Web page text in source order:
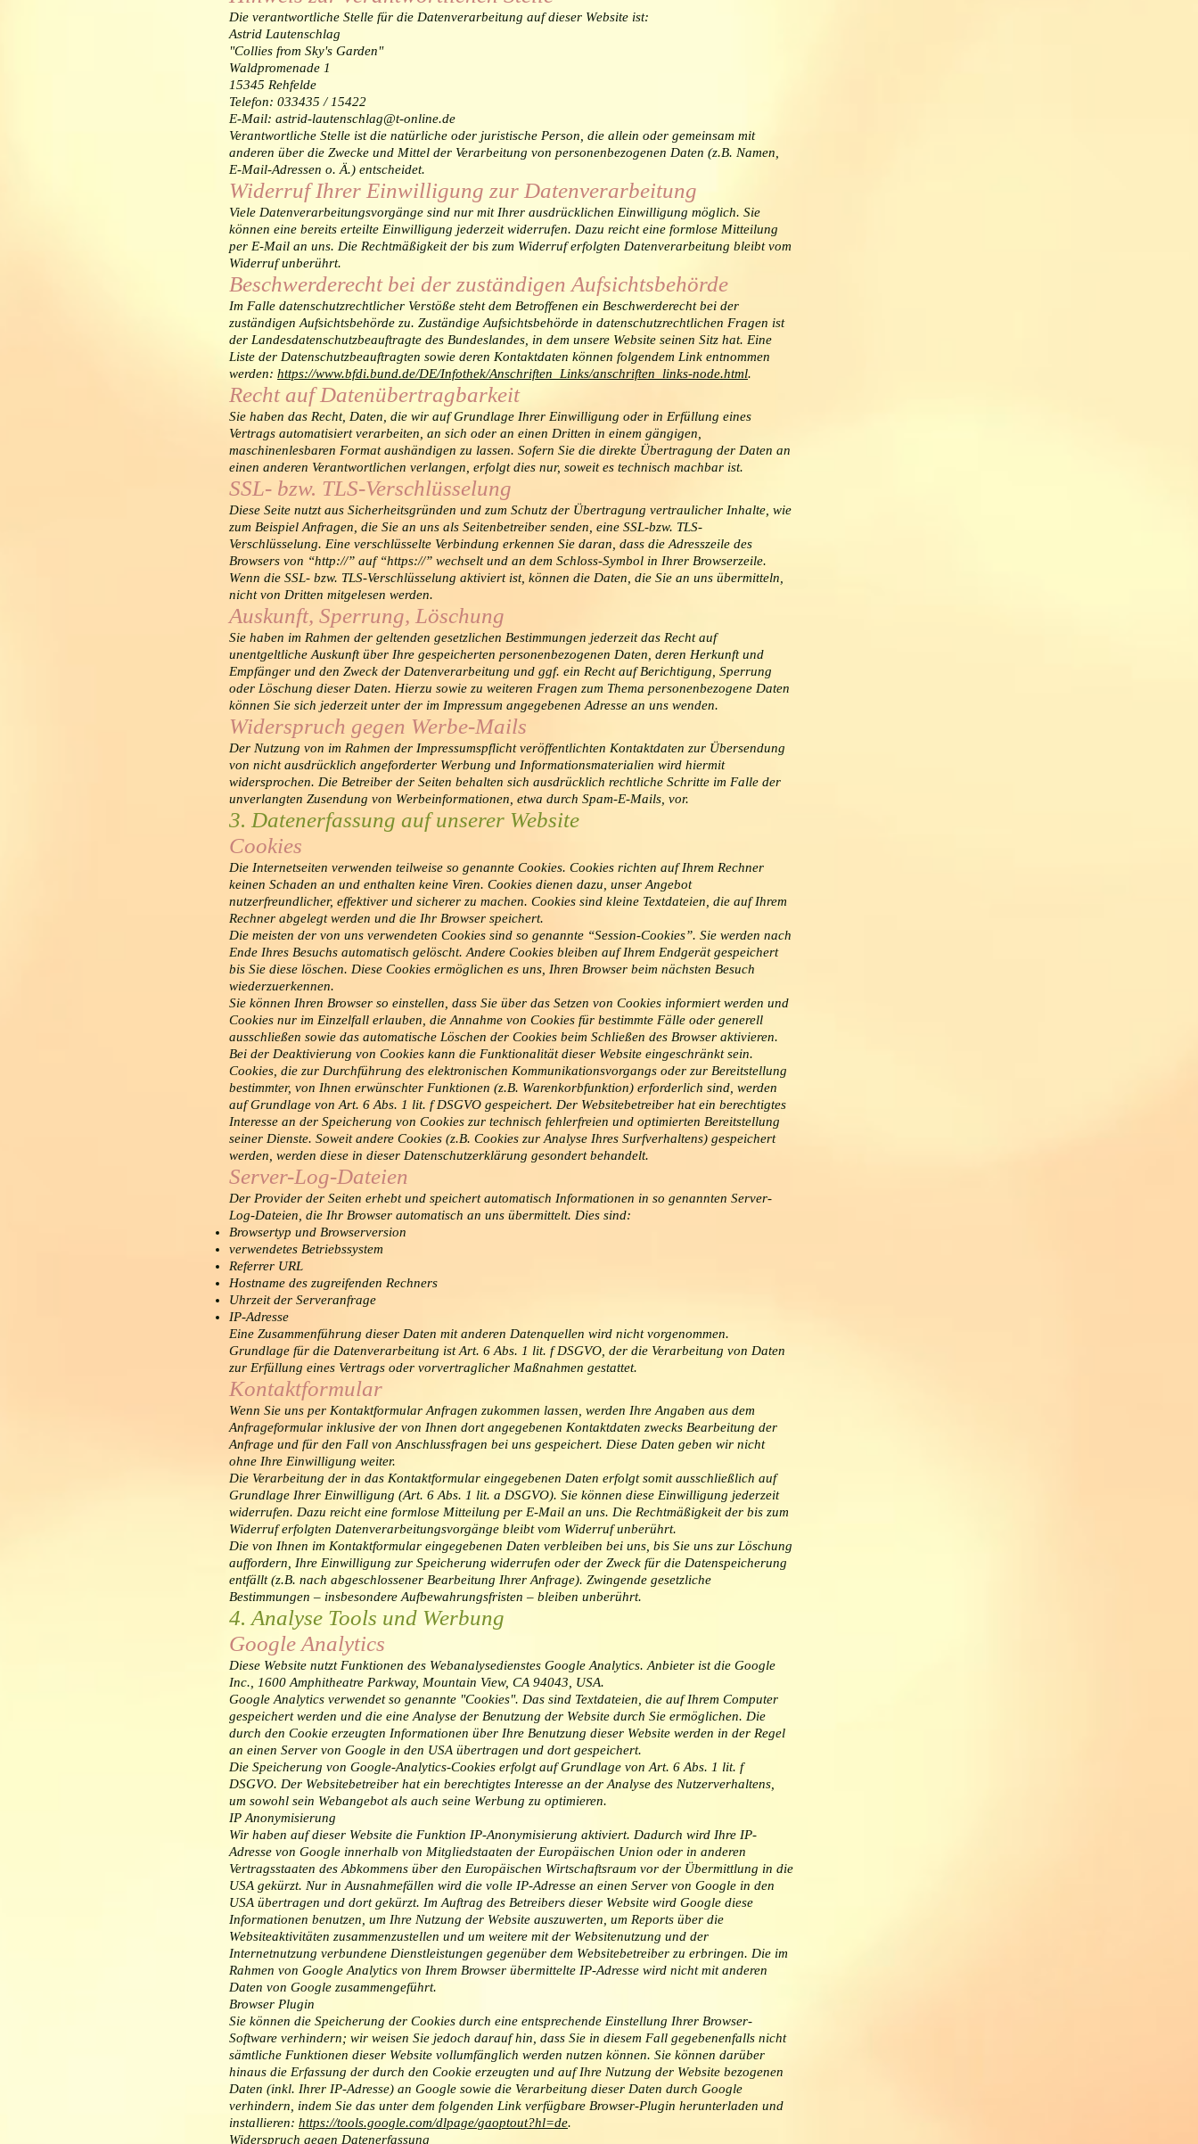
Die verantwortliche Stelle für die Datenverarbeitung auf dieser Website ist:
Astrid Lautenschlag
"Collies from Sky's Garden"
Waldpromenade 1
15345 Rehfelde
Telefon: 033435 / 15422
E-Mail: astrid-lautenschlag@t-online.de
Verantwortliche Stelle ist die natürliche oder juristische Person, die allein oder gemeinsam mit
anderen über die Zwecke und Mittel der Verarbeitung von personenbezogenen Daten (z.B. Namen,
E-Mail-Adressen o. Ä.) entscheidet.
Widerruf Ihrer Einwilligung zur Datenverarbeitung
Viele Datenverarbeitungsvorgänge sind nur mit Ihrer ausdrücklichen Einwilligung möglich. Sie
können eine bereits erteilte Einwilligung jederzeit widerrufen. Dazu reicht eine formlose Mitteilung
per E-Mail an uns. Die Rechtmäßigkeit der bis zum Widerruf erfolgten Datenverarbeitung bleibt vom
Widerruf unberührt.
Beschwerderecht bei der zuständigen Aufsichtsbehörde
Im Falle datenschutzrechtlicher Verstöße steht dem Betroffenen ein Beschwerderecht bei der
zuständigen Aufsichtsbehörde zu. Zuständige Aufsichtsbehörde in datenschutzrechtlichen Fragen ist
der Landesdatenschutzbeauftragte des Bundeslandes, in dem unsere Website seinen Sitz hat. Eine
Liste der Datenschutzbeauftragten sowie deren Kontaktdaten können folgendem Link entnommen
werden: https://www.bfdi.bund.de/DE/Infothek/Anschriften_Links/anschriften_links-node.html.
Recht auf Datenübertragbarkeit
Sie haben das Recht, Daten, die wir auf Grundlage Ihrer Einwilligung oder in Erfüllung eines
Vertrags automatisiert verarbeiten, an sich oder an einen Dritten in einem gängigen,
maschinenlesbaren Format aushändigen zu lassen. Sofern Sie die direkte Übertragung der Daten an
einen anderen Verantwortlichen verlangen, erfolgt dies nur, soweit es technisch machbar ist.
SSL- bzw. TLS-Verschlüsselung
Diese Seite nutzt aus Sicherheitsgründen und zum Schutz der Übertragung vertraulicher Inhalte, wie
zum Beispiel Anfragen, die Sie an uns als Seitenbetreiber senden, eine SSL-bzw. TLS-
Verschlüsselung. Eine verschlüsselte Verbindung erkennen Sie daran, dass die Adresszeile des
Browsers von “http://” auf “https://” wechselt und an dem Schloss-Symbol in Ihrer Browserzeile.
Wenn die SSL- bzw. TLS-Verschlüsselung aktiviert ist, können die Daten, die Sie an uns übermitteln,
nicht von Dritten mitgelesen werden.
Auskunft, Sperrung, Löschung
Sie haben im Rahmen der geltenden gesetzlichen Bestimmungen jederzeit das Recht auf
unentgeltliche Auskunft über Ihre gespeicherten personenbezogenen Daten, deren Herkunft und
Empfänger und den Zweck der Datenverarbeitung und ggf. ein Recht auf Berichtigung, Sperrung
oder Löschung dieser Daten. Hierzu sowie zu weiteren Fragen zum Thema personenbezogene Daten
können Sie sich jederzeit unter der im Impressum angegebenen Adresse an uns wenden.
Widerspruch gegen Werbe-Mails
Der Nutzung von im Rahmen der Impressumspflicht veröffentlichten Kontaktdaten zur Übersendung
von nicht ausdrücklich angeforderter Werbung und Informationsmaterialien wird hiermit
widersprochen. Die Betreiber der Seiten behalten sich ausdrücklich rechtliche Schritte im Falle der
unverlangten Zusendung von Werbeinformationen, etwa durch Spam-E-Mails, vor.
3. Datenerfassung auf unserer Website
Cookies
Die Internetseiten verwenden teilweise so genannte Cookies. Cookies richten auf Ihrem Rechner
keinen Schaden an und enthalten keine Viren. Cookies dienen dazu, unser Angebot
nutzerfreundlicher, effektiver und sicherer zu machen. Cookies sind kleine Textdateien, die auf Ihrem
Rechner abgelegt werden und die Ihr Browser speichert.
Die meisten der von uns verwendeten Cookies sind so genannte “Session-Cookies”. Sie werden nach
Ende Ihres Besuchs automatisch gelöscht. Andere Cookies bleiben auf Ihrem Endgerät gespeichert
bis Sie diese löschen. Diese Cookies ermöglichen es uns, Ihren Browser beim nächsten Besuch
wiederzuerkennen.
Sie können Ihren Browser so einstellen, dass Sie über das Setzen von Cookies informiert werden und
Cookies nur im Einzelfall erlauben, die Annahme von Cookies für bestimmte Fälle oder generell
ausschließen sowie das automatische Löschen der Cookies beim Schließen des Browser aktivieren.
Bei der Deaktivierung von Cookies kann die Funktionalität dieser Website eingeschränkt sein.
Cookies, die zur Durchführung des elektronischen Kommunikationsvorgangs oder zur Bereitstellung
bestimmter, von Ihnen erwünschter Funktionen (z.B. Warenkorbfunktion) erforderlich sind, werden
auf Grundlage von Art. 6 Abs. 1 lit. f DSGVO gespeichert. Der Websitebetreiber hat ein berechtigtes
Interesse an der Speicherung von Cookies zur technisch fehlerfreien und optimierten Bereitstellung
seiner Dienste. Soweit andere Cookies (z.B. Cookies zur Analyse Ihres Surfverhaltens) gespeichert
werden, werden diese in dieser Datenschutzerklärung gesondert behandelt.
Server-Log-Dateien
Der Provider der Seiten erhebt und speichert automatisch Informationen in so genannten Server-
Log-Dateien, die Ihr Browser automatisch an uns übermittelt. Dies sind:
Browsertyp und Browserversion
verwendetes Betriebssystem
Referrer URL
Hostname des zugreifenden Rechners
Uhrzeit der Serveranfrage
IP-Adresse
Eine Zusammenführung dieser Daten mit anderen Datenquellen wird nicht vorgenommen.
Grundlage für die Datenverarbeitung ist Art. 6 Abs. 1 lit. f DSGVO, der die Verarbeitung von Daten
zur Erfüllung eines Vertrags oder vorvertraglicher Maßnahmen gestattet.
Kontaktformular
Wenn Sie uns per Kontaktformular Anfragen zukommen lassen, werden Ihre Angaben aus dem
Anfrageformular inklusive der von Ihnen dort angegebenen Kontaktdaten zwecks Bearbeitung der
Anfrage und für den Fall von Anschlussfragen bei uns gespeichert. Diese Daten geben wir nicht
ohne Ihre Einwilligung weiter.
Die Verarbeitung der in das Kontaktformular eingegebenen Daten erfolgt somit ausschließlich auf
Grundlage Ihrer Einwilligung (Art. 6 Abs. 1 lit. a DSGVO). Sie können diese Einwilligung jederzeit
widerrufen. Dazu reicht eine formlose Mitteilung per E-Mail an uns. Die Rechtmäßigkeit der bis zum
Widerruf erfolgten Datenverarbeitungsvorgänge bleibt vom Widerruf unberührt.
Die von Ihnen im Kontaktformular eingegebenen Daten verbleiben bei uns, bis Sie uns zur Löschung
auffordern, Ihre Einwilligung zur Speicherung widerrufen oder der Zweck für die Datenspeicherung
entfällt (z.B. nach abgeschlossener Bearbeitung Ihrer Anfrage). Zwingende gesetzliche
Bestimmungen – insbesondere Aufbewahrungsfristen – bleiben unberührt.
4. Analyse Tools und Werbung
Google Analytics
Diese Website nutzt Funktionen des Webanalysedienstes Google Analytics. Anbieter ist die Google
Inc., 1600 Amphitheatre Parkway, Mountain View, CA 94043, USA.
Google Analytics verwendet so genannte "Cookies". Das sind Textdateien, die auf Ihrem Computer
gespeichert werden und die eine Analyse der Benutzung der Website durch Sie ermöglichen. Die
durch den Cookie erzeugten Informationen über Ihre Benutzung dieser Website werden in der Regel
an einen Server von Google in den USA übertragen und dort gespeichert.
Die Speicherung von Google-Analytics-Cookies erfolgt auf Grundlage von Art. 6 Abs. 1 lit. f
DSGVO. Der Websitebetreiber hat ein berechtigtes Interesse an der Analyse des Nutzerverhaltens,
um sowohl sein Webangebot als auch seine Werbung zu optimieren.
IP Anonymisierung
Wir haben auf dieser Website die Funktion IP-Anonymisierung aktiviert. Dadurch wird Ihre IP-
Adresse von Google innerhalb von Mitgliedstaaten der Europäischen Union oder in anderen
Vertragsstaaten des Abkommens über den Europäischen Wirtschaftsraum vor der Übermittlung in die
USA gekürzt. Nur in Ausnahmefällen wird die volle IP-Adresse an einen Server von Google in den
USA übertragen und dort gekürzt. Im Auftrag des Betreibers dieser Website wird Google diese
Informationen benutzen, um Ihre Nutzung der Website auszuwerten, um Reports über die
Websiteaktivitäten zusammenzustellen und um weitere mit der Websitenutzung und der
Internetnutzung verbundene Dienstleistungen gegenüber dem Websitebetreiber zu erbringen. Die im
Rahmen von Google Analytics von Ihrem Browser übermittelte IP-Adresse wird nicht mit anderen
Daten von Google zusammengeführt.
Browser Plugin
Sie können die Speicherung der Cookies durch eine entsprechende Einstellung Ihrer Browser-
Software verhindern; wir weisen Sie jedoch darauf hin, dass Sie in diesem Fall gegebenenfalls nicht
sämtliche Funktionen dieser Website vollumfänglich werden nutzen können. Sie können darüber
hinaus die Erfassung der durch den Cookie erzeugten und auf Ihre Nutzung der Website bezogenen
Daten (inkl. Ihrer IP-Adresse) an Google sowie die Verarbeitung dieser Daten durch Google
verhindern, indem Sie das unter dem folgenden Link verfügbare Browser-Plugin herunterladen und
installieren: https://tools.google.com/dlpage/gaoptout?hl=de.
Widerspruch gegen Datenerfassung